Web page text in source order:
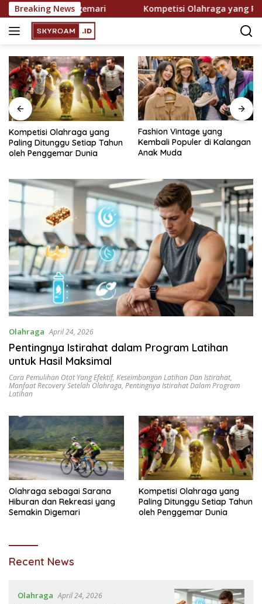
Skip
to
content
Breaking News
Digemari Kompetisi Olahraga yang Paling
Fashion Vintage yang
Kembali Populer di Kalangan
Anak Muda
Cara Menemukan Selera
Musik yang Sesuai
Kepribadian
Olahraga April 24, 2026
Pentingnya Istirahat dalam Program Latihan
untuk Hasil Maksimal
Cara Pemulihan Otot Yang Efektif, Keseimbangan Latihan Dan Istirahat,
Manfaat Recovery Setelah Olahraga, Pentingnya Istirahat Dalam Program
Latihan
Olahraga sebagai Sarana
Hiburan dan Rekreasi yang
Semakin Digemari
Kompetisi Olahraga yang
Paling Ditunggu Setiap Tahun
oleh Penggemar Dunia
SkyRoam
Recent News
Olahraga April 24, 2026